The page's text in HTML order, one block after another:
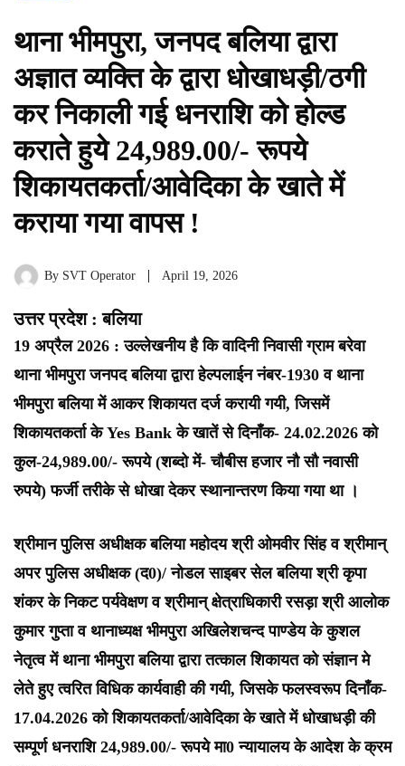
थाना भीमपुरा, जनपद बलिया द्वारा
अज्ञात व्यक्ति के द्वारा धोखाधड़ी/ठगी
कर निकाली गई धनराशि को होल्ड
कराते हुये 24,989.00/- रूपये
शिकायतकर्ता/आवेदिका के खाते में
कराया गया वापस !
By SVT Operator April 19, 2026
उत्तर प्रदेश : बलिया
19 अप्रैल 2026 : उल्लेखनीय है कि वादिनी निवासी ग्राम बरेवा
थाना भीमपुरा जनपद बलिया द्वारा हेल्पलाईन नंबर-1930 व थाना
भीमपुरा बलिया में आकर शिकायत दर्ज करायी गयी, जिसमें
शिकायतकर्ता के Yes Bank के खातें से दिनाँक- 24.02.2026 को
कुल-24,989.00/- रूपये (शब्दो में- चौबीस हजार नौ सौ नवासी
रुपये) फर्जी तरीके से धोखा देकर स्थानान्तरण किया गया था ।
श्रीमान पुलिस अधीक्षक बलिया महोदय श्री ओमवीर सिंह व श्रीमान्
अपर पुलिस अधीक्षक (द0)/ नोडल साइबर सेल बलिया श्री कृपा
शंकर के निकट पर्यवेक्षण व श्रीमान् क्षेत्राधिकारी रसड़ा श्री आलोक
कुमार गुप्ता व थानाध्यक्ष भीमपुरा अखिलेशचन्द पाण्डेय के कुशल
नेतृत्व में थाना भीमपुरा बलिया द्वारा तत्काल शिकायत को संज्ञान मे
लेते हुए त्वरित विधिक कार्यवाही की गयी, जिसके फलस्वरूप दिनाँक-
17.04.2026 को शिकायतकर्ता/आवेदिका के खाते में धोखाधड़ी की
सम्पूर्ण धनराशि 24,989.00/- रूपये मा0 न्यायालय के आदेश के क्रम